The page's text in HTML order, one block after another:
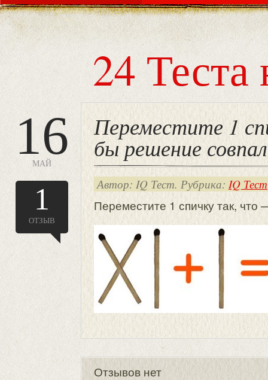
24 Теста
16
МАЙ
1
ОТЗЫВ
Переместите 1
бы решение
Автор: IQ Тест. Рубрика: IQ Тест
Переместите 1 спичку так,
Отзывов нет